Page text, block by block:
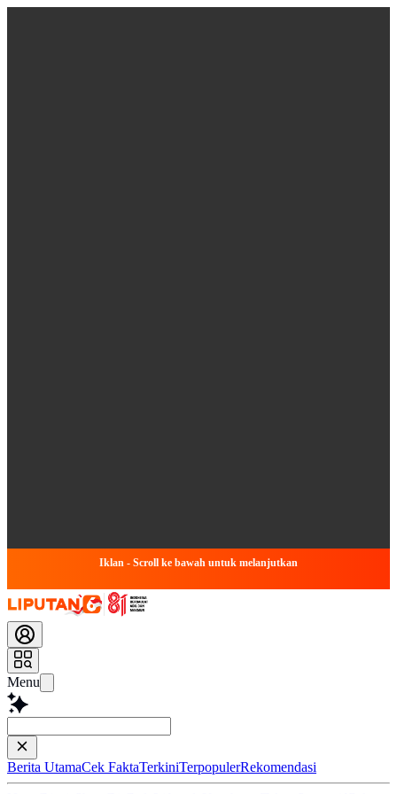
Iklan - Scroll ke bawah untuk melanjutkan
Menu
Simpulkan
Berita UtamaCek FaktaTerkiniTerpopulerRekomendasi